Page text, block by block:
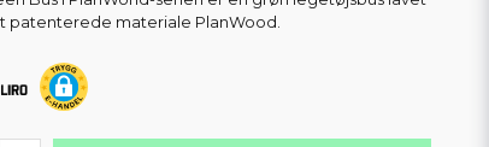
patenterede materiale PlanWood.